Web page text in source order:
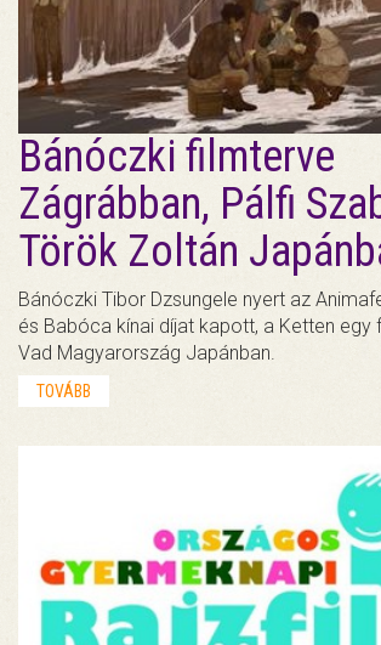
Bánóczki filmterve
Zágrábban, Pálfi
Török Zoltán
Bánóczki Tibor Dzsungele nyert az
és Babóca kínai díjat kapott, a Ketten egy
Vad Magyarország Japánban.
TOVÁBB